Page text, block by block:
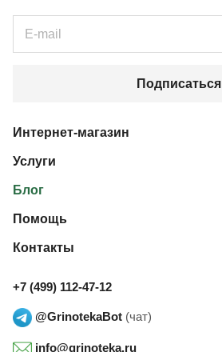
Подписаться
Интернет-магазин
Услуги
Блог
Помощь
Контакты
+7 (499) 112-47-12
@GrinotekaBot (чат)
info@grinoteka.ru